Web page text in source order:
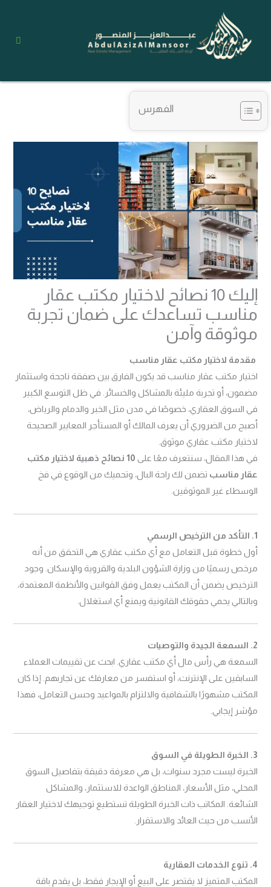
المحتوى
إليك 10 نصائح لاختيار مكتب عقار
مناسب تساعدك على ضمان تجربة
موثوقة وآمن
الفهرس
مقدمة لاختيار مكتب عقار مناسب
اختيار مكتب عقار مناسب قد يكون الفارق بين صفقة ناجحة واستثمار
مضمون، أو تجربة مليئة بالمشاكل والخسائر. في ظل التوسع الكبير
في السوق العقاري، خصوصًا في مدن مثل الخبر والدمام والرياض،
أصبح من الضروري أن يعرف المالك أو المستأجر المعايير الصحيحة
لاختيار مكتب عقاري موثوق.
في هذا المقال، سنتعرف معًا على
10 نصائح ذهبية لاختيار مكتب
عقار مناسب تضمن لك راحة البال، وتحميك من الوقوع في فخ
الوسطاء غير الموثوقين.
1. التأكد من الترخيص الرسمي
أول خطوة قبل التعامل مع أي مكتب عقاري هي التحقق من أنه
مرخص رسميًا من وزارة الشؤون البلدية والقروية والإسكان. وجود
الترخيص يضمن أن المكتب يعمل وفق القوانين والأنظمة المعتمدة،
وبالتالي يحمي حقوقك القانونية ويمنع أي استغلال.
2. السمعة الجيدة والتوصيات
السمعة هي رأس مال أي مكتب عقاري. ابحث عن تقييمات العملاء
السابقين على الإنترنت، أو استفسر من معارفك عن تجاربهم. إذا كان
المكتب مشهورًا بالشفافية والالتزام بالمواعيد وحسن التعامل، فهذا
مؤشر إيجابي.
3. الخبرة الطويلة في السوق
الخبرة ليست مجرد سنوات، بل هي معرفة دقيقة بتفاصيل السوق
المحلي، مثل الأسعار، المناطق الواعدة للاستثمار، والمشاكل
الشائعة. المكاتب ذات الخبرة الطويلة تستطيع توجيهك لاختيار العقار
الأنسب من حيث العائد والاستقرار.
4. تنوع الخدمات العقارية
المكتب المتميز لا يقتصر على البيع أو الإيجار فقط، بل يقدم باقة